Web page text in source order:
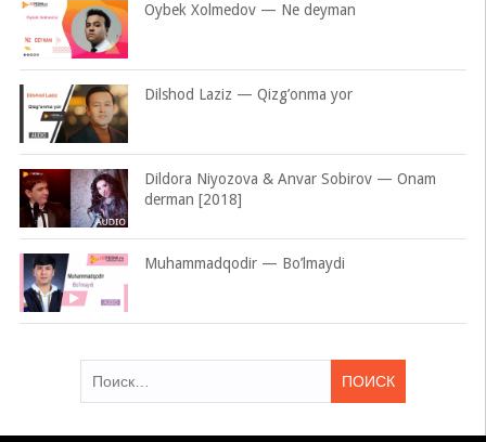
Oybek Xolmedov — Ne deyman
Dilshod Laziz — Qizg’onma yor
Dildora Niyozova & Anvar Sobirov — Onam
derman [2018]
Muhammadqodir — Bo’lmaydi